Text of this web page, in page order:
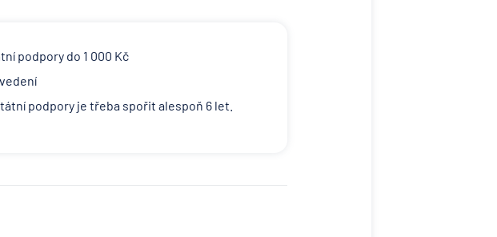
podpory do 1 000 Kč
podpory je třeba spořit alespoň 6 let.